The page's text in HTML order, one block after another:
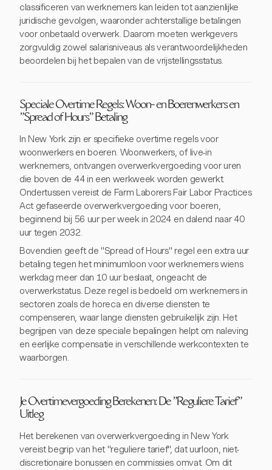
classificeren van werknemers kan leiden tot aanzienlijke
juridische gevolgen, waaronder achterstallige betalingen
voor onbetaald overwerk. Daarom moeten werkgevers
zorgvuldig zowel salarisniveaus als verantwoordelijkheden
beoordelen bij het bepalen van de vrijstellingsstatus.
Speciale Overtime Regels: Woon- en Boerenwerkers en
"Spread of Hours" Betaling
In New York zijn er specifieke overtime regels voor
woonwerkers en boeren. Woonwerkers, of live-in
werknemers, ontvangen overwerkvergoeding voor uren
die boven de 44 in een werkweek worden gewerkt.
Ondertussen vereist de Farm Laborers Fair Labor Practices
Act gefaseerde overwerkvergoeding voor boeren,
beginnend bij 56 uur per week in 2024 en dalend naar 40
uur tegen 2032.
Bovendien geeft de "Spread of Hours" regel een extra uur
betaling tegen het minimumloon voor werknemers wiens
werkdag meer dan 10 uur beslaat, ongeacht de
overwerkstatus. Deze regel is bedoeld om werknemers in
sectoren zoals de horeca en diverse diensten te
compenseren, waar lange diensten gebruikelijk zijn. Het
begrijpen van deze speciale bepalingen helpt om naleving
en eerlijke compensatie in verschillende werkcontexten te
waarborgen.
Je Overtimevergoeding Berekenen: De "Reguliere Tarief"
Uitleg
Het berekenen van overwerkvergoeding in New York
vereist begrip van het "reguliere tarief", dat uurloon, niet-
discretionaire bonussen en commissies omvat. Om dit